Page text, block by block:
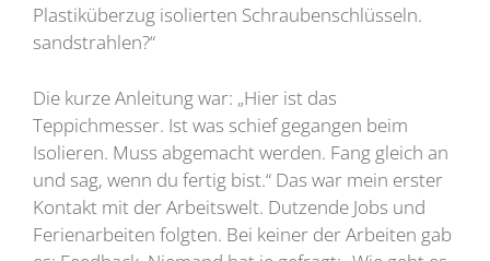
Plastiküberzug isolierten Schraubenschlüsseln.
sandstrahlen?“
Die kurze Anleitung war: „Hier ist das
Teppichmesser. Ist was schief gegangen beim
Isolieren. Muss abgemacht werden. Fang gleich an
und sag, wenn du fertig bist.“ Das war mein erster
Kontakt mit der Arbeitswelt. Dutzende Jobs und
Ferienarbeiten folgten. Bei keiner der Arbeiten gab